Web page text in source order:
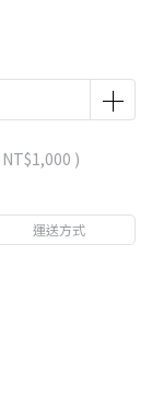
NT$1,000 )
運送方式